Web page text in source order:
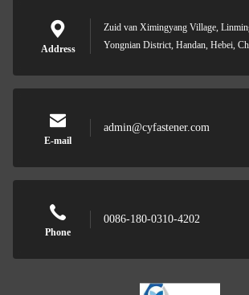
Address
Zuid van Ximingyang Village,
Yongnian District, Handan, Hebei,
E-mail
admin@cyfastener.com
Phone
0086-180-0310-4202